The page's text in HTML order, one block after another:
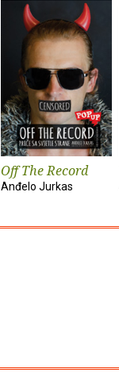
Off The Record
Anđelo Jurkas